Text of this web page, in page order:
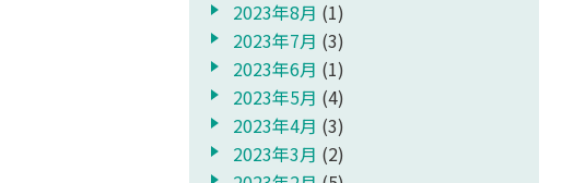
2023年8月 (1)
2023年7月 (3)
2023年6月 (1)
2023年5月 (4)
2023年4月 (3)
2023年3月 (2)